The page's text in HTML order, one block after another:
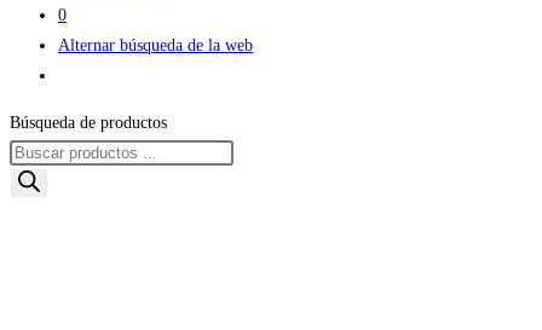
0
Alternar búsqueda de la web
Búsqueda de productos